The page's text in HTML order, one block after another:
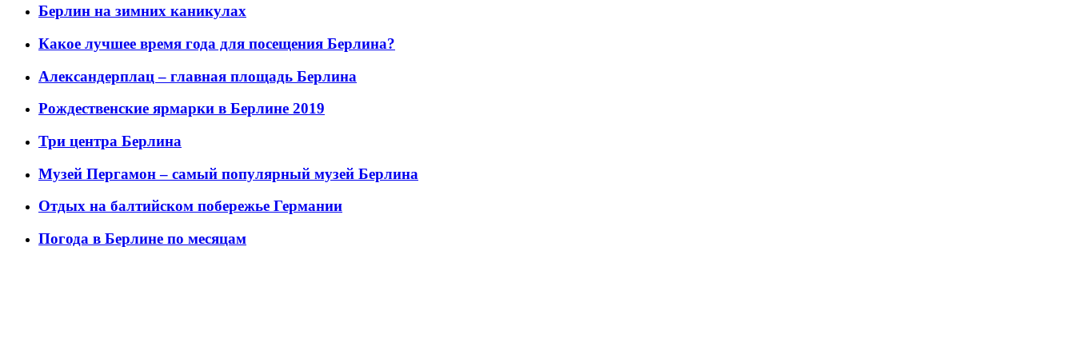
Берлин на зимних каникулах
Какое лучшее время года для посещения Берлина?
Александерплац – главная площадь Берлина
Рождественские ярмарки в Берлине 2019
Три центра Берлина
Музей Пергамон – самый популярный музей Берлина
Отдых на балтийском побережье Германии
Погода в Берлине по месяцам